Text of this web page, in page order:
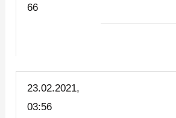
66
23.02.2021,
03:56